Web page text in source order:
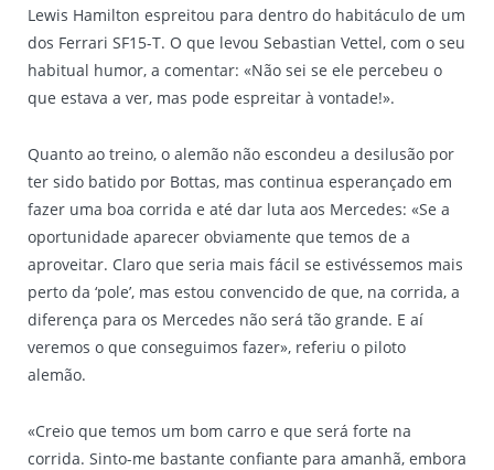
Lewis Hamilton espreitou para dentro do habitáculo de um
dos Ferrari SF15-T. O que levou Sebastian Vettel, com o seu
habitual humor, a comentar: «Não sei se ele percebeu o
que estava a ver, mas pode espreitar à vontade!».
Quanto ao treino, o alemão não escondeu a desilusão por
ter sido batido por Bottas, mas continua esperançado em
fazer uma boa corrida e até dar luta aos Mercedes: «Se a
oportunidade aparecer obviamente que temos de a
aproveitar. Claro que seria mais fácil se estivéssemos mais
perto da ‘pole’, mas estou convencido de que, na corrida, a
diferença para os Mercedes não será tão grande. E aí
veremos o que conseguimos fazer», referiu o piloto
alemão.
«Creio que temos um bom carro e que será forte na
corrida. Sinto-me bastante confiante para amanhã, embora